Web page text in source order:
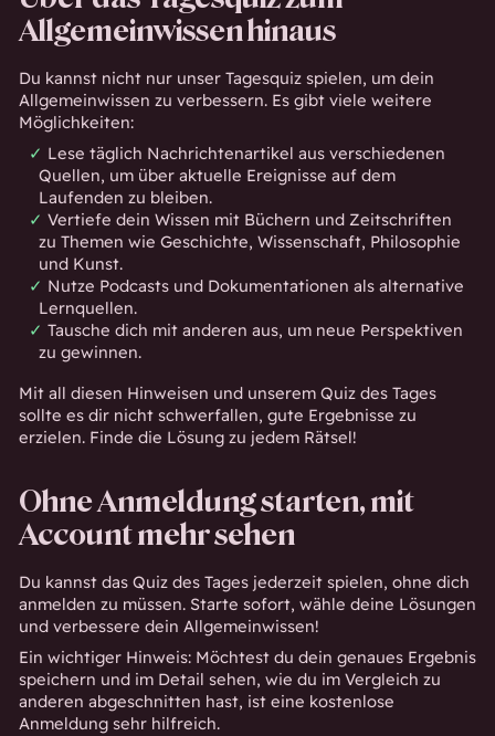
Allgemeinwissen hinaus
Du kannst nicht nur unser Tagesquiz spielen, um dein
Allgemeinwissen zu verbessern. Es gibt viele weitere
Möglichkeiten:
Lese täglich Nachrichtenartikel aus verschiedenen
Quellen, um über aktuelle Ereignisse auf dem
Laufenden zu bleiben.
Vertiefe dein Wissen mit Büchern und Zeitschriften
zu Themen wie Geschichte, Wissenschaft, Philosophie
und Kunst.
Nutze Podcasts und Dokumentationen als alternative
Lernquellen.
Tausche dich mit anderen aus, um neue Perspektiven
zu gewinnen.
Mit all diesen Hinweisen und unserem Quiz des Tages
sollte es dir nicht schwerfallen, gute Ergebnisse zu
erzielen. Finde die Lösung zu jedem Rätsel!
Ohne Anmeldung starten, mit
Account mehr sehen
Du kannst das Quiz des Tages jederzeit spielen, ohne dich
anmelden zu müssen. Starte sofort, wähle deine Lösungen
und verbessere dein Allgemeinwissen!
Ein wichtiger Hinweis: Möchtest du dein genaues Ergebnis
speichern und im Detail sehen, wie du im Vergleich zu
anderen abgeschnitten hast, ist eine kostenlose
Anmeldung sehr hilfreich.